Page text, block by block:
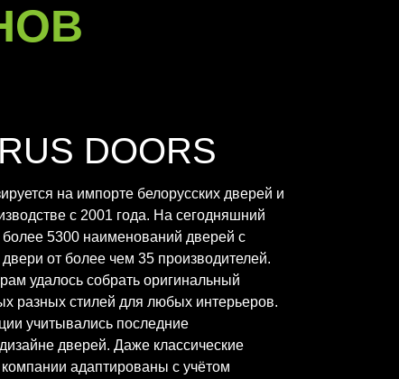
DOORS
на импорте белорусских дверей и
с 2001 года. На сегодняшний
более 5300 наименований дверей с
от более чем 35 производителей.
удалось собрать оригинальный
разных стилей для любых интерьеров.
учитывались последние
дверей. Даже классические
адаптированы с учётом